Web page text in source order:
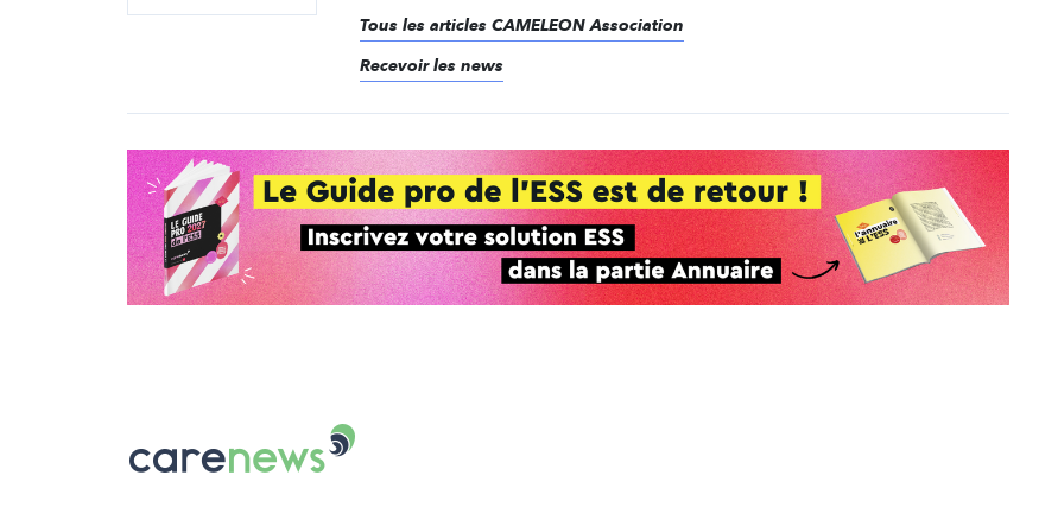
Tous les articles CAMELEON Association
Recevoir les news
Le